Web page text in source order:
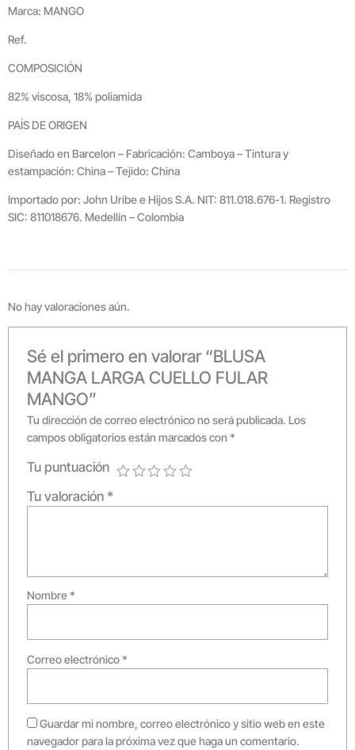
Marca: MANGO
Ref.
COMPOSICIÓN
82% viscosa, 18% poliamida
PAÍS DE ORIGEN
Diseñado en Barcelon – Fabricación: Camboya – Tintura y
estampación: China – Tejido: China
Importado por: John Uribe e Hijos S.A. NIT: 811.018.676-1. Registro
SIC: 811018676. Medellín – Colombia
No hay valoraciones aún.
Sé el primero en valorar “BLUSA
MANGA LARGA CUELLO FULAR
MANGO”
Tu dirección de correo electrónico no será publicada. Los
campos obligatorios están marcados con *
Tu puntuación
Tu valoración *
Nombre *
Correo electrónico *
Guardar mi nombre, correo electrónico y sitio web en este
navegador para la próxima vez que haga un comentario.